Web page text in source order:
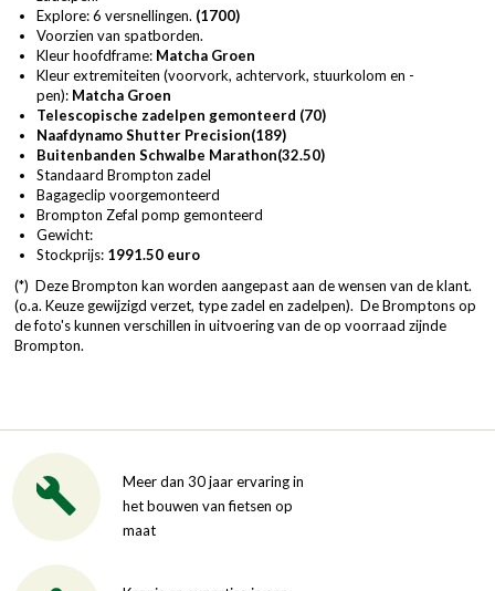
Explore: 6 versnellingen. (1700)
Voorzien van spatborden.
Kleur hoofdframe: Matcha Groen
Kleur extremiteiten (voorvork, achtervork, stuurkolom en -
pen): Matcha Groen
Telescopische zadelpen gemonteerd (70)
Naafdynamo Shutter Precision(189)
Buitenbanden Schwalbe Marathon(32.50)
Standaard Brompton zadel
Bagageclip voorgemonteerd
Brompton Zefal pomp gemonteerd
Gewicht:
Stockprijs: 1991.50 euro
(*) Deze Brompton kan worden aangepast aan de wensen van de klant.
(o.a. Keuze gewijzigd verzet, type zadel en zadelpen). De Bromptons op
de foto's kunnen verschillen in uitvoering van de op voorraad zijnde
Brompton.
Meer dan 30 jaar ervaring in
het bouwen van fietsen op
maat